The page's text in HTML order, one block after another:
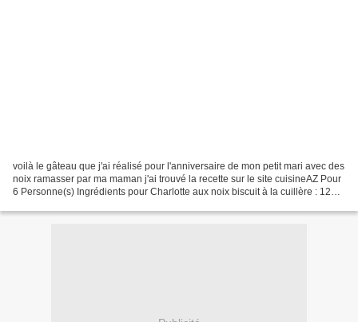
voilà le gâteau que j'ai réalisé pour l'anniversaire de mon petit mari avec des
noix ramasser par ma maman j'ai trouvé la recette sur le site cuisineAZ Pour
6 Personne(s) Ingrédients pour Charlotte aux noix biscuit à la cuillère : 125 g